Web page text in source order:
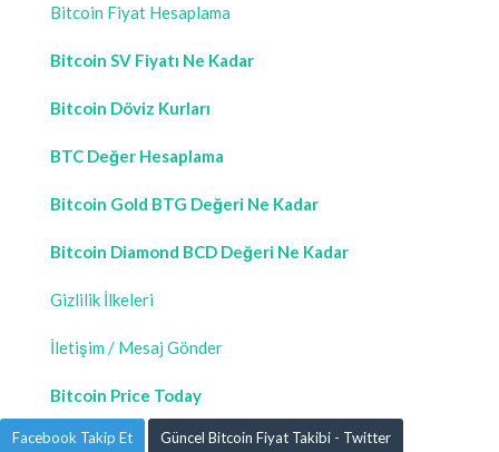
Bitcoin Fiyat Hesaplama
Bitcoin SV Fiyatı Ne Kadar
Bitcoin Döviz Kurları
BTC Değer Hesaplama
Bitcoin Gold BTG Değeri Ne Kadar
Bitcoin Diamond BCD Değeri Ne Kadar
Gizlilik İlkeleri
İletişim / Mesaj Gönder
Bitcoin Price Today
Facebook Takip Et Güncel Bitcoin Fiyat Takibi - Twitter